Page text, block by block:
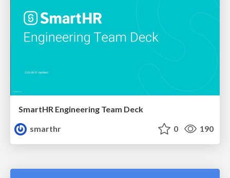
SmartHR Engineering Team Deck
smarthr
0 190